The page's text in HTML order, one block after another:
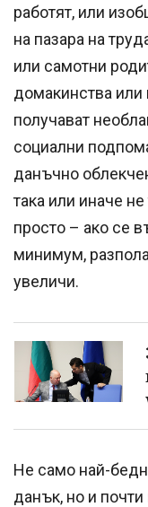
работят, или
на пазара на
или самотни
домакинства или
получават
социални
данъчно
така или иначе
просто – ако се
минимум,
увеличи.
Не само най-
данък, но и